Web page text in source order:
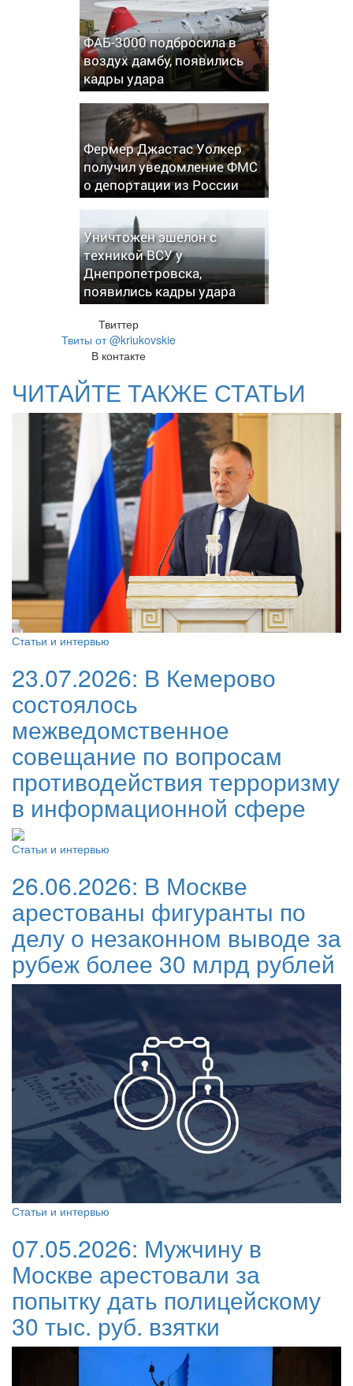
ФАБ-3000 подбросила в
воздух дамбу, появились
кадры удара
Фермер Джастас Уолкер
получил уведомление ФМС
о депортации из России
Уничтожен эшелон с
техникой ВСУ у
Днепропетровска,
появились кадры удара
Твиттер
Твиты от @kriukovskie
В контакте
ЧИТАЙТЕ ТАКЖЕ СТАТЬИ
Статьи и интервью
23.07.2026: В Кемерово
состоялось
межведомственное
совещание по вопросам
противодействия терроризму
в информационной сфере
Статьи и интервью
26.06.2026: В Москве
арестованы фигуранты по
делу о незаконном выводе за
рубеж более 30 млрд рублей
Статьи и интервью
07.05.2026: Мужчину в
Москве арестовали за
попытку дать полицейскому
30 тыс. руб. взятки